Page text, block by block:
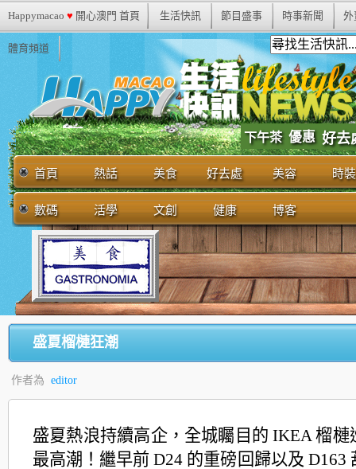
Happymacao ♥ 開心澳門 首頁 生活快訊 節目盛事 時事新聞 外
體育頻道
下午茶 優惠 好去
首頁 熱話 美食 好去處 美容 時裝
數碼 活學 文創 健康 博客
盛夏榴槤狂潮
作者為 editor
盛夏熱浪持續高企，全城矚目的 IKEA 榴槤
最高潮！繼早前 D24 的重磅回歸以及 D163